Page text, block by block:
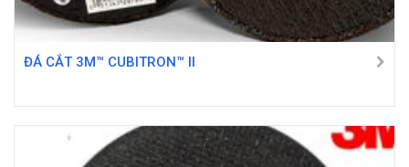
ĐÁ CẮT 3M™ CUBITRON™ II